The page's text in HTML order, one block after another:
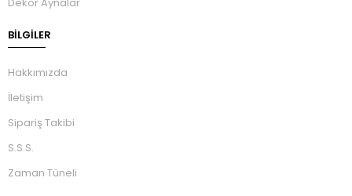
BILGILER
Hakkımızda
İletişim
Sipariş Takibi
S.S.S.
Zaman Tüneli